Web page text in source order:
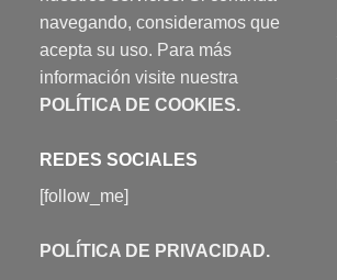
navegando, consideramos que
acepta su uso. Para más
información visite nuestra
POLÍTICA DE COOKIES.
REDES SOCIALES
[follow_me]
POLÍTICA DE PRIVACIDAD.